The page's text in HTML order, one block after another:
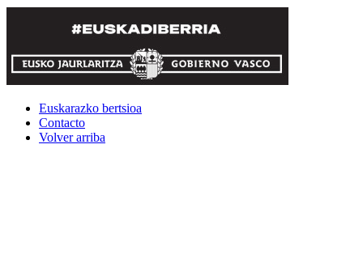
Euskarazko bertsioa
Contacto
Volver arriba